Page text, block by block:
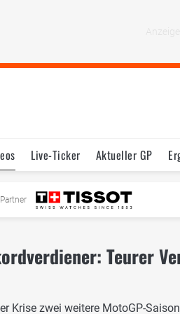
Live-Ticker Aktueller GP
Testfahrten Reglement
Teurer
Krise zwei weitere MotoGP-